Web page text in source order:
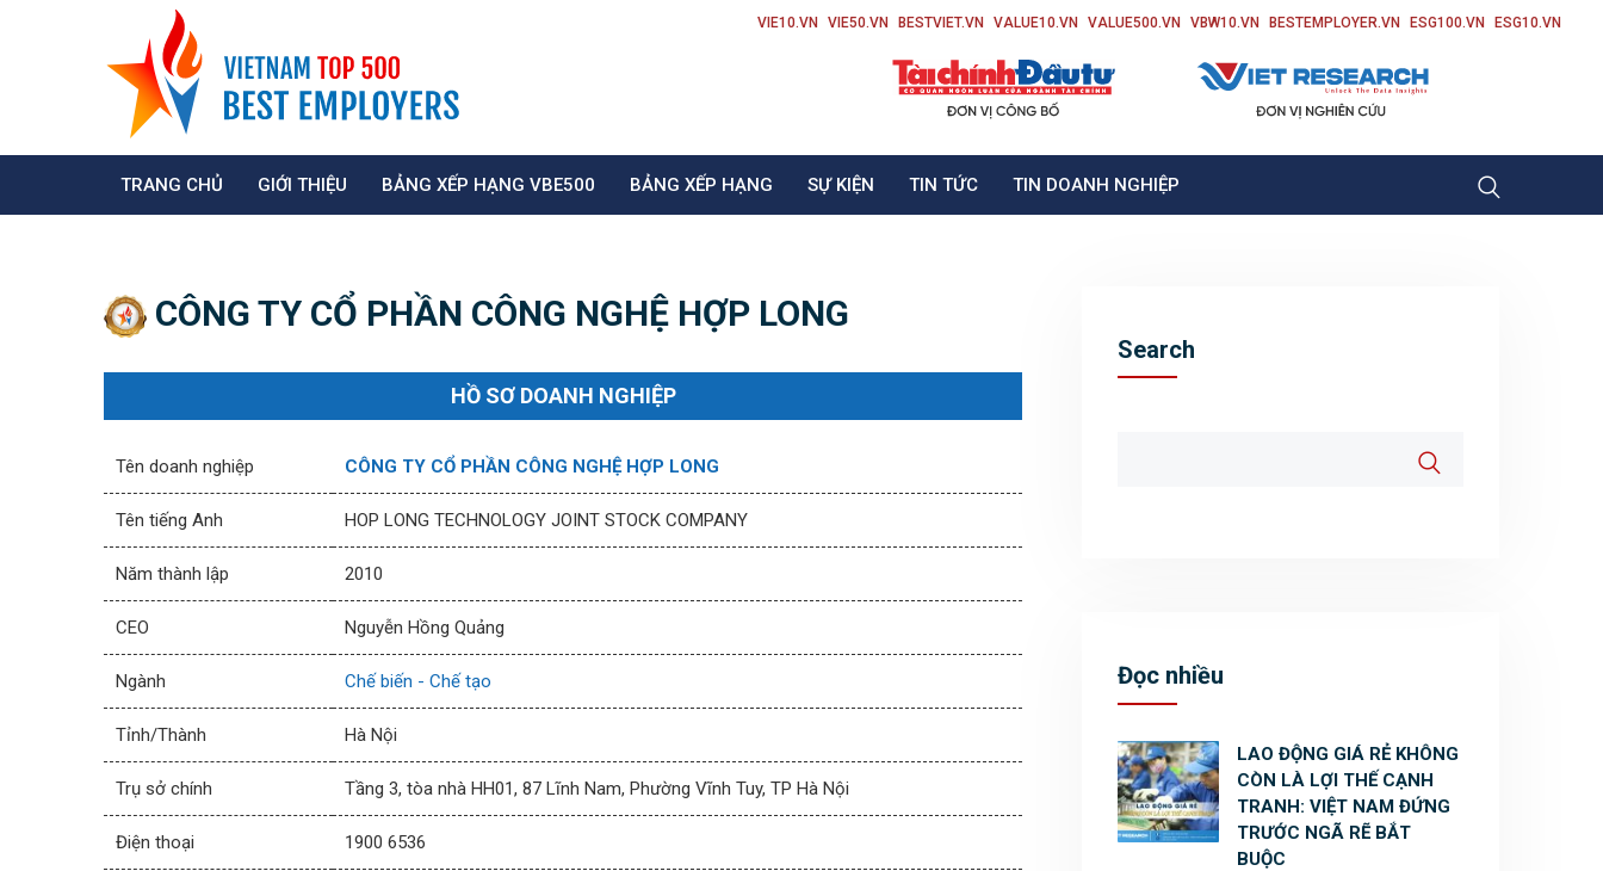
VIE10.VN VIE50.VN BESTVIET.VN VALUE10.VN VALUE500.VN VBW10.VN BESTEMPLOYER.VN ESG100.VN ESG10.VN
TRANG CHỦ GIỚI THIỆU BẢNG XẾP HẠNG VBE500 BẢNG XẾP HẠNG SỰ KIỆN TIN TỨC TIN DOANH NGHIỆP
CÔNG TY CỔ PHẦN CÔNG NGHỆ HỢP LONG
HỒ SƠ DOANH NGHIỆP
Tên doanh nghiệp CÔNG TY CỔ PHẦN CÔNG NGHỆ HỢP LONG
Tên tiếng Anh HOP LONG TECHNOLOGY JOINT STOCK COMPANY
Năm thành lập 2010
CEO Nguyễn Hồng Quảng
Ngành Chế biến - Chế tạo
Tỉnh/Thành Hà Nội
Trụ sở chính Tầng 3, tòa nhà HH01, 87 Lĩnh Nam, Phường Vĩnh Tuy, TP Hà Nội
Điện thoại 1900 6536
Search
Đọc nhiều
LAO ĐỘNG GIÁ RẺ KHÔNG
CÒN LÀ LỢI THẾ CẠNH
TRANH: VIỆT NAM ĐỨNG
TRƯỚC NGÃ RẼ BẮT
BUỘC